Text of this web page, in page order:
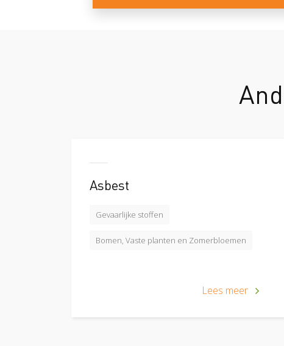
Asbest
Gevaarlijke stoffen
Bomen, Vaste planten en Zomerbloemen
Lees meer